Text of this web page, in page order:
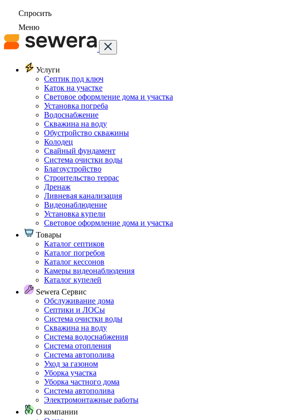
Спросить
Меню
Услуги
Септик под ключ
Каток на участке
Световое оформление дома и участка
Установка погреба
Водоснабжение
Скважина на воду
Обустройство скважины
Колодец
Свайный фундамент
Система очистки воды
Благоустройство
Строительство террас
Дренаж
Ливневая канализация
Видеонаблюдение
Установка купели
Световое оформление дома и участка
Товары
Каталог септиков
Каталог погребов
Каталог кессонов
Камеры видеонаблюдения
Каталог купелей
Sewera Сервис
Обслуживание дома
Септики и ЛОСы
Система очистки воды
Скважина на воду
Система водоснабжения
Система отопления
Система автополива
Уход за газоном
Уборка участка
Уборка частного дома
Система автополива
Электромонтажные работы
О компании